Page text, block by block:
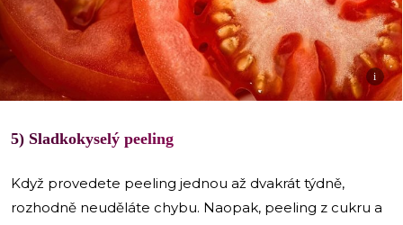
i
5) Sladkokyselý peeling
Když provedete peeling jednou až dvakrát týdně,
rozhodně neuděláte chybu. Naopak, peeling z cukru a